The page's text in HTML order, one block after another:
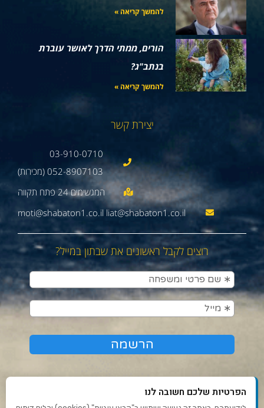
להמשך קריאה »
הורים, ממתי הדרך לאושר עוברת
בנתב"ג?
להמשך קריאה »
יצירת קשר
03-910-0710
052-8907103 (מכירות)
moti@shabaton1.co.il liat@shabaton1.co.il
רוצים לקבל ראשונים את שבתון במייל?
הפרטיות שלכם חשובה לנו